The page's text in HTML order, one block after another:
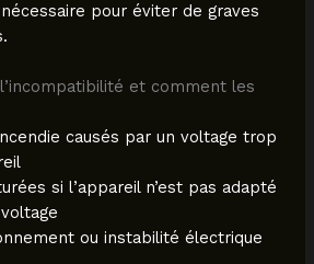
pour éviter de graves
et comment les
causés par un voltage trop
si l’appareil n’est pas adapté
ou instabilité électrique